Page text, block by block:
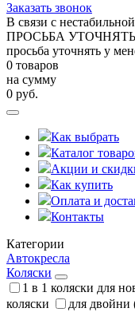
Заказать звонок
В связи с
ПРОСЬБА УТОЧНЯТЬ
просьба уточнять у
0 товаров
на сумму
0 руб.
Как выбрать
Каталог
Акции и
Как купить
Оплата и
Контакты
Категории
Автокресла
Коляски
1 в 1 коляски для
коляски
для двойни